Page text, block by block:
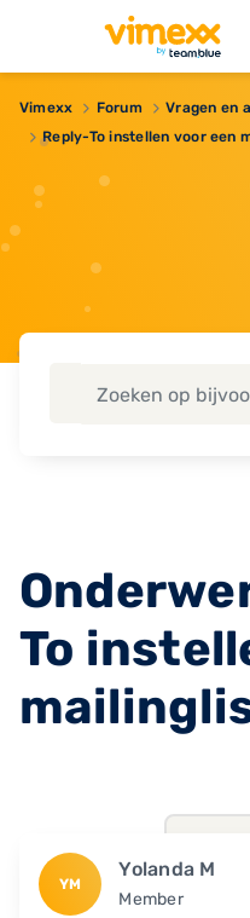
Vimexx Forum
Vragen en
Reply-To instellen voor een
To
YM
Yolanda M
Member